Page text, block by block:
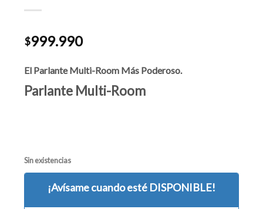
$999.990
El Parlante Multi-Room Más Poderoso.
Parlante Multi-Room
Sin existencias
¡Avísame cuando esté DISPONIBLE!